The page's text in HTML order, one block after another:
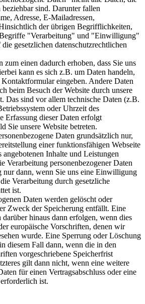
sind. Darunter fallen
Adresse, E-Mailadressen,
der übrigen Begrifflichkeiten,
Begriffe "Verarbeitung" und "Einwilligung"
gesetzlichen datenschutzrechtlichen
zum einen dadurch erhoben, dass Sie uns
kann es sich z.B. um Daten handeln,
eingeben. Andere Daten
beim Besuch der Website durch unsere
Das sind vor allem technische Daten (z.B.
oder Uhrzeit des
Erfassung dieser Daten erfolgt
Sie unsere Website betreten.
Daten grundsätzlich nur,
einer funktionsfähigen Webseite
angebotenen Inhalte und Leistungen
Verarbeitung personenbezogener Daten
nur dann, wenn Sie uns eine Einwilligung
Verarbeitung durch gesetzliche
ist.
Daten werden gelöscht oder
Zweck der Speicherung entfällt. Eine
darüber hinaus dann erfolgen, wenn dies
europäische Vorschriften, denen wir
wurde. Eine Sperrung oder Löschung
diesem Fall dann, wenn die in den
vorgeschriebene Speicherfrist
gilt dann nicht, wenn eine weitere
für einen Vertragsabschluss oder eine
ist.